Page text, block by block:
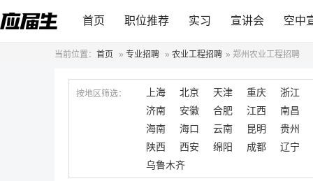
首页 职位推荐 实习 宣讲会 空中
当前位置： 首页 » 专业招聘 » 农业工程招聘 » 郑州农业工程招聘
按地区筛选： 上海 北京 天津 重庆
浙江
济南
安徽 合肥 江西
南昌
海南
海口 云南 昆明
贵州
陕西
西安 绵阳 成都
辽宁
乌鲁木齐